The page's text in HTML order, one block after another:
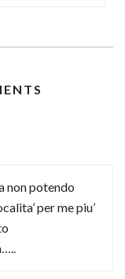
non potendo
per me piu’